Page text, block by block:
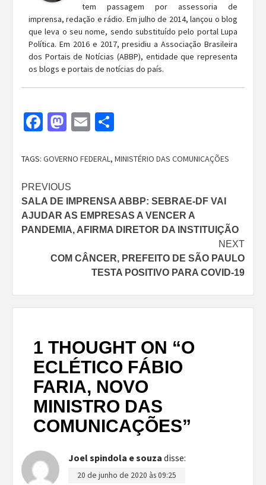
tem passagem por assessoria de
imprensa, redação e rádio. Em julho de 2014, lançou o blog
que leva o seu nome, sendo substituído pelo portal Lupa
Política. Em 2016 e 2017, presidiu a Associação Brasileira
dos Portais de Notícias (ABBP), entidade que representa
os blogs e portais de notícias do país.
Facebook
Mastodon
Email
TAGS: GOVERNO FEDERAL, MINISTÉRIO DAS COMUNICAÇÕES
Continue
Reading
PREVIOUS
SALA DE IMPRENSA ABBP: SEBRAE-DF VAI
AJUDAR AS EMPRESAS A VENCER A
PANDEMIA, AFIRMA DIRETOR DA INSTITUIÇÃO
NEXT
COM CÂNCER, PREFEITO DE SÃO PAULO
TESTA POSITIVO PARA COVID-19
1 THOUGHT ON “O
ECLÉTICO FÁBIO
FARIA, NOVO
MINISTRO DAS
COMUNICAÇÕES”
Joel spindola e souza disse:
20 de junho de 2020 às 09:25